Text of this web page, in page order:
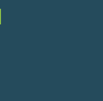
oben scrollen